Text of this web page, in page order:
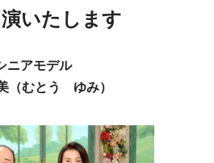
いたします
ニアモデル
（むとう ゆみ）